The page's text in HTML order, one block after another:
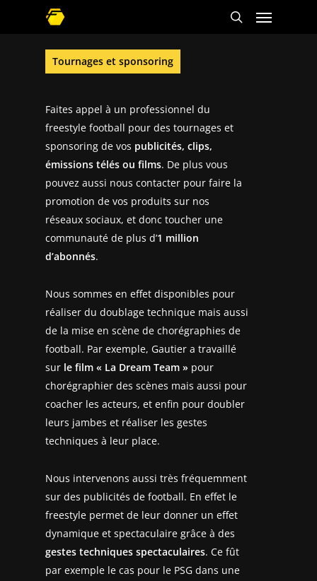
Tournages et sponsoring
Faites appel à un professionnel du
freestyle football pour des tournages et
sponsoring de vos publicités, clips,
émissions télés ou films. De plus vous
pouvez aussi nous contacter pour faire la
promotion de vos produits sur nos
réseaux sociaux, et donc toucher une
communauté de plus d’1 million
d’abonnés.
Nous sommes en effet disponibles pour
réaliser du doublage technique mais aussi
de la mise en scène de chorégraphies de
football. Par exemple, Gautier a travaillé
sur le film « La Dream Team » pour
chorégraphier des scènes mais aussi pour
coacher les acteurs, et enfin pour doubler
leurs jambes et réaliser les gestes
techniques à leur place.
Nous intervenons aussi très fréquemment
sur des publicités de football. En effet le
freestyle permet de leur donner un effet
dynamique et spectaculaire grâce à des
gestes techniques spectaculaires. Ce fût
par exemple le cas pour le PSG dans une